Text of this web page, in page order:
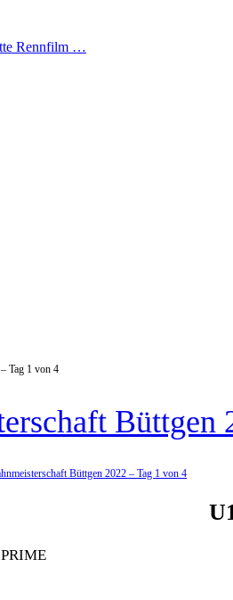
Rennfilm …
Tag 1 von 4
Büttgen
Büttgen 2022 – Tag 1 von 4